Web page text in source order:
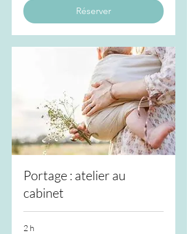
Réserver
Portage : atelier au
cabinet
2 h